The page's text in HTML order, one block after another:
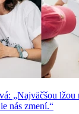
„Najväčšou lžou
nás zmení.“